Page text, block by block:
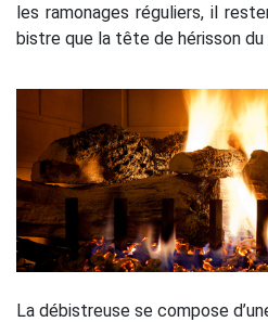
les ramonages réguliers, il
bistre que la tête de hérisson du
La débistreuse se compose